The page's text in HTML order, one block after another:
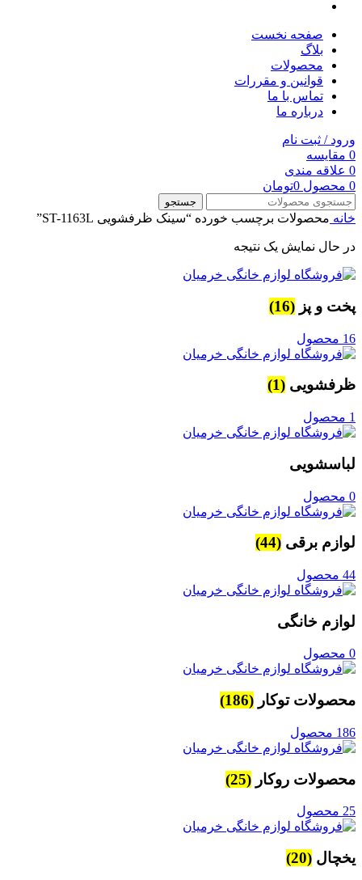
صفحه نخست
بلاگ
محصولات
قوانین و مقررات
تماس با ما
درباره ما
ورود / ثبت نام
0 مقایسه
0 علاقه مندی
0 محصول 0تومان
جستجو
خانه محصولات برچسب خورده “سینک ظرفشویی ST-1163L”
در حال نمایش یک نتیجه
پخت و پز (16)
16 محصول
ظرفشویی (1)
1 محصول
لباسشویی
0 محصول
لوازم برقی (44)
44 محصول
لوازم خانگی
0 محصول
محصولات توکار (186)
186 محصول
محصولات روکار (25)
25 محصول
یخچال (20)